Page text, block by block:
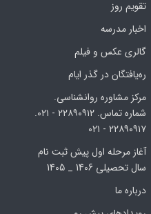
تقویم روز
اخبار مدرسه
گالری عکس و فیلم
ره‌یافتگان در گذر ایام
مرکز مشاوره روانشناسی.
شماره تماس. ۲۲۸۹۰۹۱۲ - ۰۲۱.
۲۲۸۹۰۹۱۷ - ۰۲۱
آغاز مرحله اول پیش ثبت نام
سال تحصیلی 1406 _ 1405
درباره ما